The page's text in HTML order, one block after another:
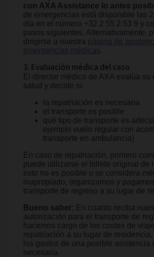
con AXA Assistance lo antes
de emergencias está disponible las
día en el número +32 2 55 2 53 9 y
pasos siguientes. Alternativamente,
dirigirse a nuestra
página de
emergencias médicas.
3. Evaluación médica del caso
El director médico de AXA evalúa su
salud y decide si:
la repatriación es necesaria
el transporte es posible
qué tipo de transporte es
ejemplo vuelo regular con
transporte en ambulancia)
En caso de repatriación, primero
puede utilizarse el billete original de
esto no es posible o se considera
inapropiado, organizamos y
transporte de regreso a su lugar de
Bueno saber: En cuanto reciba
autorización para el transporte de
hacemos cargo de los costes de
repatriación a su lugar de
los gastos de una posible asistencia
necesaria.